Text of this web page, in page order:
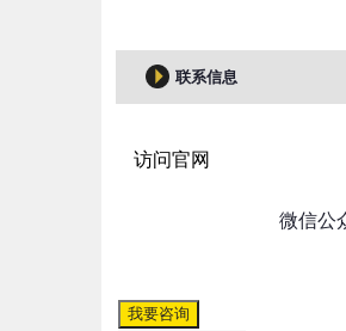
联系信息
访问官网
微信公
我要咨询